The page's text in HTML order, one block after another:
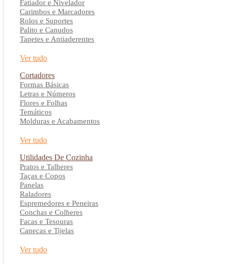
Fatiador e Nivelador
Carimbos e Marcadores
Rolos e Suportes
Palito e Canudos
Tapetes e Antiaderentes
Ver tudo
Cortadores
Formas Básicas
Letras e Números
Flores e Folhas
Temáticos
Molduras e Acabamentos
Ver tudo
Utilidades De Cozinha
Pratos e Talheres
Taças e Copos
Panelas
Raladores
Espremedores e Peneiras
Conchas e Colheres
Facas e Tesouras
Canecas e Tijelas
Ver tudo